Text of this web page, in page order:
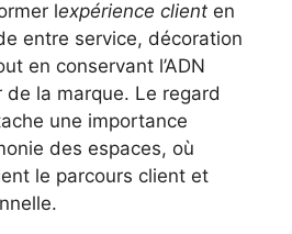
lexpérience client en
entre service, décoration
en conservant l’ADN
la marque. Le regard
une importance
des espaces, où
le parcours client et